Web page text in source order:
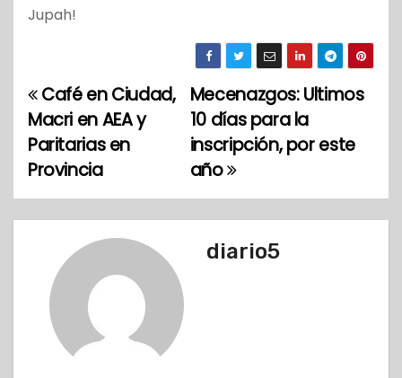
Jupah!
N
a
v
e
Mecenazgos: Ultimos
10 días para la
inscripción, por este
año
Café en Ciudad,
Macri en AEA y
Paritarias en
Provincia
diario5